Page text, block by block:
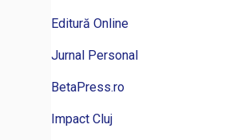
Editură Online
Jurnal Personal
BetaPress.ro
Impact Cluj